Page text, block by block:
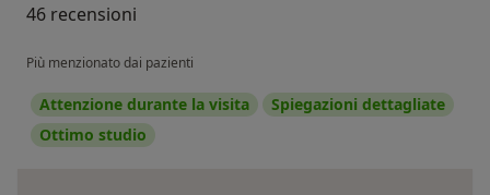
46 recensioni
Più menzionato dai pazienti
Attenzione durante la visita
Spiegazioni dettagliate
Ottimo studio